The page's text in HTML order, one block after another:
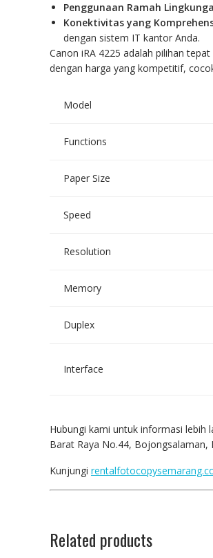
Penggunaan Ramah
Konektivitas yang
dengan sistem IT kantor Anda.
Canon iRA 4225 adalah pilihan
dengan harga yang kompetitif,
Model
Functions
Paper Size
Speed
Resolution
Memory
Duplex
Interface
Hubungi kami untuk informasi lebih
Barat Raya No.44, Bojongsalaman,
Kunjungi
Related products